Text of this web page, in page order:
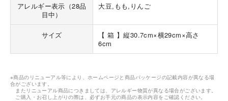
アレルギー表示（28品
目中）
大豆,もも,りんご
サイズ
【 箱 】縦30.7cm×横29cm×高さ
6cm
※商品のリニューアル等により、ホームページと商品パッケージの記載内容が異なる場
合がございます。
またリニューアル商品につきましては、アレルギー物質が異なる場合がございます。
ご購入・お召し上がりの際は、必ずお手元の商品の表示内容をご確認ください。